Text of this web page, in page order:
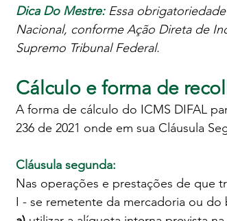
Dica Do Mestre: Essa
Nacional, conforme Ação Direta de
Supremo Tribunal Federal.
Cálculo e forma de
A forma de cálculo do ICMS DIFAL
236 de 2021 onde em sua Cláusula
Cláusula segunda:
Nas operações e prestações de que
I - se remetente da mercadoria ou do